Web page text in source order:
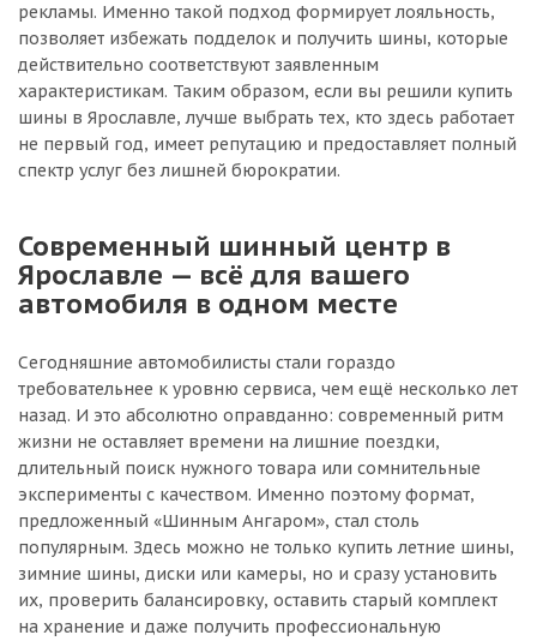
рекламы. Именно такой подход формирует лояльность,
позволяет избежать подделок и получить шины, которые
действительно соответствуют заявленным
характеристикам. Таким образом, если вы решили купить
шины в Ярославле, лучше выбрать тех, кто здесь работает
не первый год, имеет репутацию и предоставляет полный
спектр услуг без лишней бюрократии.
Современный шинный центр в
Ярославле — всё для вашего
автомобиля в одном месте
Сегодняшние автомобилисты стали гораздо
требовательнее к уровню сервиса, чем ещё несколько лет
назад. И это абсолютно оправданно: современный ритм
жизни не оставляет времени на лишние поездки,
длительный поиск нужного товара или сомнительные
эксперименты с качеством. Именно поэтому формат,
предложенный «Шинным Ангаром», стал столь
популярным. Здесь можно не только купить летние шины,
зимние шины, диски или камеры, но и сразу установить
их, проверить балансировку, оставить старый комплект
на хранение и даже получить профессиональную